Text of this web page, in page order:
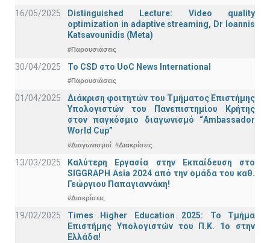
16/05/2025
Distinguished Lecture: Video quality
optimization in adaptive streaming, Dr Ioannis
Katsavounidis (Meta)
#Παρουσιάσεις
30/04/2025 To CSD στο UoC News International
#Παρουσιάσεις
01/04/2025
Διάκριση φοιτητών του Τμήματος Επιστήμης
Υπολογιστών του Πανεπιστημίου Κρήτης
στον παγκόσμιο διαγωνισμό “Ambassador
World Cup”
#Διαγωνισμοί #Διακρίσεις
13/03/2025
Καλύτερη Εργασία στην Εκπαίδευση στο
SIGGRAPH Asia 2024 από την ομάδα του καθ.
Γεώργιου Παπαγιαννάκη!
#Διακρίσεις
19/02/2025
Times Higher Education 2025: Το Τμήμα
Επιστήμης Υπολογιστών του Π.Κ. 1ο στην
Ελλάδα!